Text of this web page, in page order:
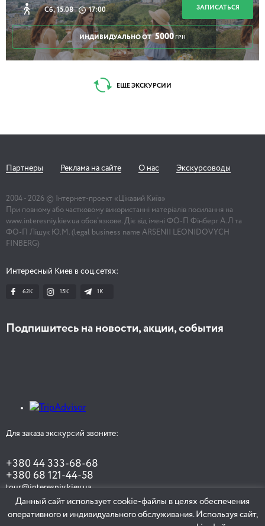
Сб, 15.08 17:00 ЗАПИСАТЬСЯ
ИНДИВИДУАЛЬНО ОТ 5000 ГРН
ЕЩЕ ЭКСКУРСИИ
Партнеры Реклама на сайте О нас Экскурсоводы
2004 - 2026 © Інтернет-проект «Цікавий Київ»
При повному або частковому використанні матеріалів посилання на
www.interesniy.kiev.ua обов'язкове. Діє від імені ФО-П Фінберг А.Л та
ФО-П Ліщук Ю.М. (legal business name ARSENII LEONIDOVYCH
FINBERG)
Интересный Киев в соц.сетях:
62K 15K 1К
Подпишитесь на новости, акции, события
Для заказа экскурсий звоните:
+380 44 333-68-68
+380 68 121-44-58
tour@interesniy.kiev.ua
Данный сайт использует cookie-файлы в целях обеспечения
оперативного и индивидуального обслуживания. Используя сайт,